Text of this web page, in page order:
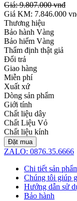
Giá:9.807.000 vnđ
Giá KM: 7.846.000
Thương hiệu
Bảo hành Vàng
Bảo hiểm Vàng
Thẩm định thật giả
Đổi trả
Giao hàng
Miễn phí
Xuất xứ
Dòng sản phẩm
Giới tính
Chất liệu dây
Chất Liệu Vỏ
Chất liệu kính
Đặt mua
ZALO: 0876.35.6666
Chi tiết sản
Chúng tôi giúp
Hướng dẫn sử
Bảo hành